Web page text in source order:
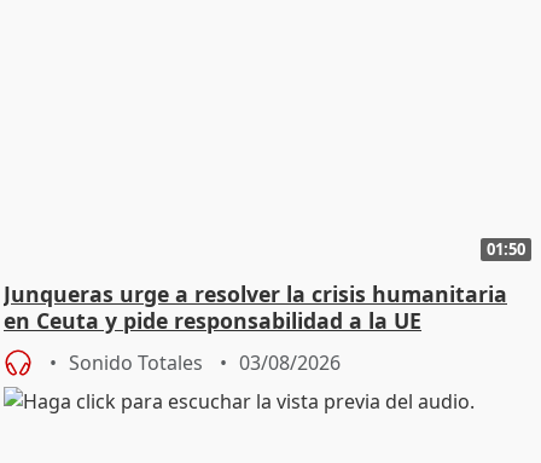
01:50
Junqueras urge a resolver la crisis humanitaria
en Ceuta y pide responsabilidad a la UE
Sonido Totales 03/08/2026